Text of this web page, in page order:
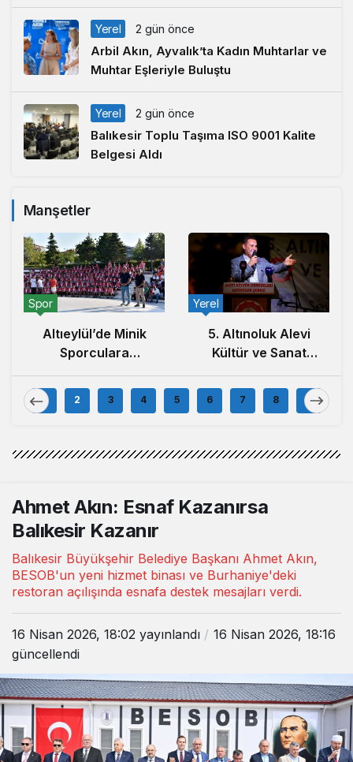
Yerel 2 gün önce
Arbil Akın, Ayvalık’ta Kadın Muhtarlar ve
Muhtar Eşleriyle Buluştu
Yerel 2 gün önce
Balıkesir Toplu Taşıma ISO 9001 Kalite
Belgesi Aldı
Manşetler
Spor
Altıeylül’de Minik
Sporculara
Forması Hediye
Edildi
Yerel
5. Altınoluk Alevi
Kültür ve Sanat
1 2 3 4 5 6 7 8 9
Ahmet Akın: Esnaf Kazanırsa
Balıkesir Kazanır
Balıkesir Büyükşehir Belediye Başkanı Ahmet Akın,
BESOB'un yeni hizmet binası ve Burhaniye'deki
restoran açılışında esnafa destek mesajları verdi.
16 Nisan 2026, 18:02 yayınlandı
16 Nisan 2026, 18:16
güncellendi